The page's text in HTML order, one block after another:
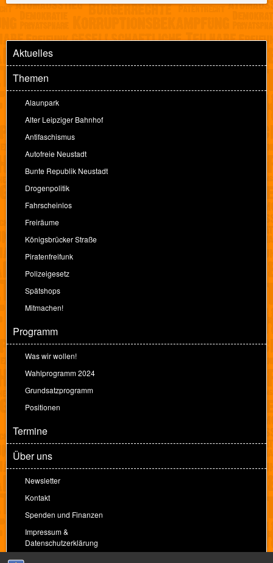
Aktuelles
Themen
Alaunpark
Alter Leipziger Bahnhof
Antifaschismus
Autofreie Neustadt
Bunte Republik Neustadt
Drogenpolitik
Fahrscheinlos
Freiräume
Königsbrücker Straße
Piratenfreifunk
Polizeigesetz
Spätshops
Mitmachen!
Programm
Was wir wollen!
Wahlprogramm 2024
Grundsatzprogramm
Positionen
Termine
Über uns
Newsletter
Kontakt
Spenden und Finanzen
Impressum &
Datenschutzerklärung